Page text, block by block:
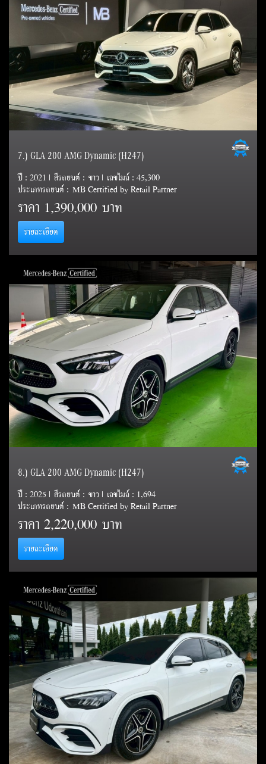
7.) GLA 200 AMG Dynamic (H247)
ปี : 2021 | สีรถยนต์ : ขาว | เลขไมล์ : 45,300
ประเภทรถยนต์ : MB Certified by Retail Partner
ราคา 1,390,000 บาท
รายละเอียด
8.) GLA 200 AMG Dynamic (H247)
ปี : 2025 | สีรถยนต์ : ขาว | เลขไมล์ : 1,694
ประเภทรถยนต์ : MB Certified by Retail Partner
ราคา2,220,000 บาท
รายละเอียด